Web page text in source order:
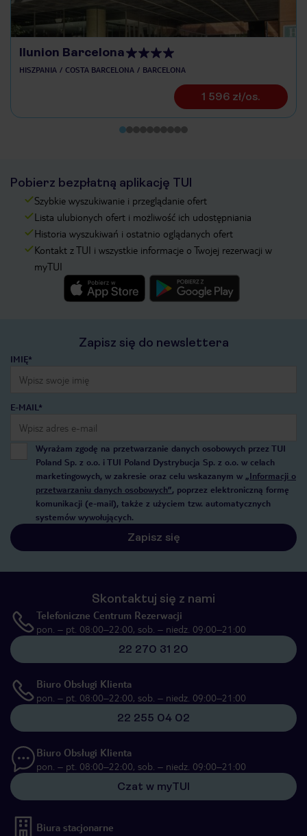
Ilunion Barcelona
HISZPANIA COSTA BARCELONA BARCELONA
1 596 zł/os.
Pobierz bezpłatną aplikację TUI
Szybkie wyszukiwanie i przeglądanie ofert
Lista ulubionych ofert i możliwość ich udostępniania
Historia wyszukiwań i ostatnio oglądanych ofert
Kontakt z TUI i wszystkie informacje o Twojej rezerwacji w
myTUI
Zapisz się do newslettera
IMIĘ*
E-MAIL*
Wyrażam zgodę na przetwarzanie danych osobowych przez TUI
Poland Sp. z o.o. i TUI Poland Dystrybucja Sp. z o.o. w celach
marketingowych, w zakresie oraz celu wskazanym w „Informacji o
przetwarzaniu danych osobowych”, poprzez elektroniczną formę
komunikacji (e-mail), także z użyciem tzw. automatycznych
systemów wywołujących.
Zapisz się
Skontaktuj się z nami
Telefoniczne Centrum Rezerwacji
pon. – pt. 08:00–22:00, sob. – niedz. 09:00–21:00
22 270 31 20
Biuro Obsługi Klienta
pon. – pt. 08:00–22:00, sob. – niedz. 09:00–21:00
22 255 04 02
Biuro Obsługi Klienta
pon. – pt. 08:00–22:00, sob. – niedz. 09:00–21:00
Czat w myTUI
Biura stacjonarne